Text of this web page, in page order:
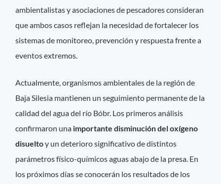
ambientalistas y asociaciones de pescadores consideran
que ambos casos reflejan la necesidad de fortalecer los
sistemas de monitoreo, prevención y respuesta frente a
eventos extremos.
Actualmente, organismos ambientales de la región de
Baja Silesia mantienen un seguimiento permanente de la
calidad del agua del río Bóbr. Los primeros análisis
confirmaron una importante disminución del oxígeno
disueltoy un deterioro significativo de distintos
parámetros físico-químicos aguas abajo de la presa. En
los próximos días se conocerán los resultados de los